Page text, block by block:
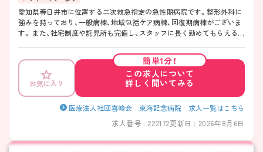
愛知県春日井市に位置する二次救急指定の急性期病院です。整形外科に
強みを持っており、一般病棟、地域包括ケア病棟、回復期病棟がございま
す。 また、社宅制度や託児所も完備し、スタッフに長く勤めてもらえるよ
を積みたいとお考えの方やプライベートと両立したいとお考えの方にぴ
ったりな病院です。 「じっくりナース」をモットーに、患者様に寄り添っ
た看護を提供しております。
お気に入り
簡単1分！
この求人について
詳しく聞いてみる
医療法人社団喜峰会 東海記念病院 求人一覧はこちら
求人番号 : 222172更新日 : 2026年8月6日